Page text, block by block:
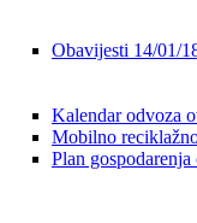
Obavijesti 14/01/
Kalendar odvoza
Mobilno
Plan gospodarenja